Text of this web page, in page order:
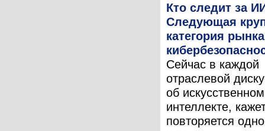
Кто следит за
Следующая
категория рынка
Сейчас в каждой
отраслевой
об искусственном
интеллекте,
повторяется одно